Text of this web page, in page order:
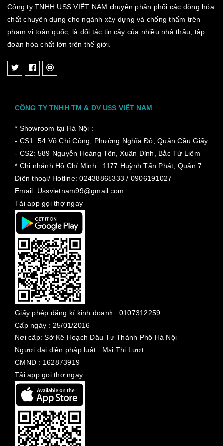
Công ty TNHH USS VIỆT NAM chuyên phân phối các dòng hóa
chất chuyên dụng cho ngành xây dựng và chống thấm trên
phạm vị toàn quốc, là đối tác tin cậy của nhiều nhà thầu, tập
đoàn hóa chất lớn trên thế giới.
CÔNG TY TNHH TM & DV USS VIỆT NAM
* Showroom tại Hà Nội :
- CS1: 54 Võ Chí Công, Phường Nghĩa Đô, Quận Cầu Giấy
- CS2: 589 Nguyễn Hoàng Tôn, Xuân Đỉnh, Bắc Từ Liêm
* Chi nhánh Hồ Chí Minh : 1177 Huỳnh Tấn Phát, Quận 7
Điên thoại/ Hotline: 02438868333 / 0906191027
Email: Ussvietnam99@gmail.com
Tải app gọi thợ ngay
Giấy phép đăng kí kinh doanh : 0107312259
Cấp ngày : 25/01/2016
Nơi cấp: Sở Kế Hoạch Đầu Tư Thành Phố Hà Nội
Ngươi đại diện pháp luật : Mai Thị Lượt
CMND : 162873919
Tải app gọi thợ ngay